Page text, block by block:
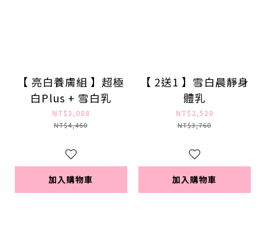
【 亮白養膚組 】超極
白Plus + 雪白乳
NT$3,088
NT$4,460
加入購物車
【 2送1 】雪白晨靜身
體乳
NT$2,520
NT$3,760
加入購物車